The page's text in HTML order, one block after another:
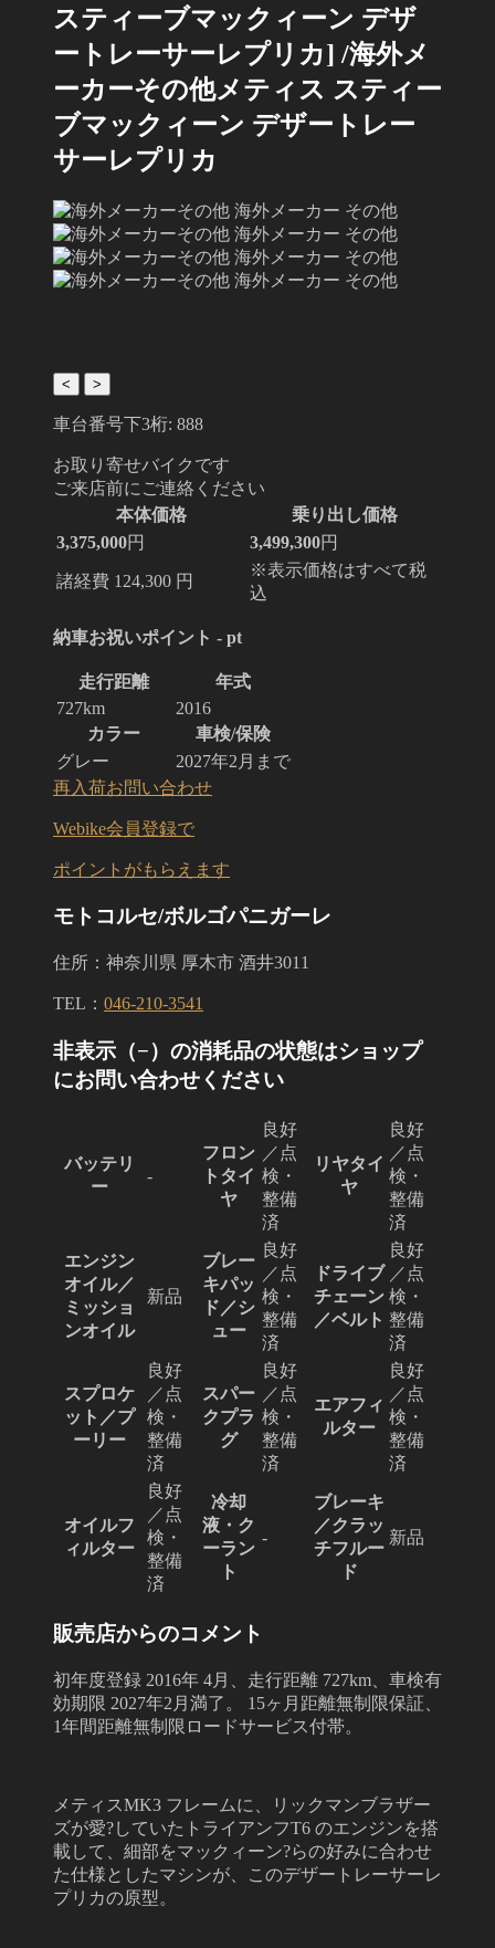
スティーブマックィーン デザ
ートレーサーレプリカ] /海外メ
ーカーその他メティス スティー
ブマックィーン デザートレー
サーレプリカ
< >
車台番号下3桁: 888
お取り寄せバイクです
ご来店前にご連絡ください
本体価格
乗り出し価格
3,375,000円 3,499,300円
諸経費 124,300 円
※表示価格はすべて税
込
納車お祝いポイント - pt
走行距離
年式
727km
2016
カラー
車検/保険
グレー
2027年2月まで
再入荷お問い合わせ
Webike会員登録で
ポイントがもらえます
モトコルセ/ボルゴパニガーレ
住所：神奈川県 厚木市 酒井3011
TEL： 046-210-3541
非表示（−）の消耗品の状態はショップ
にお問い合わせください
バッテリ
ー
-
フロン
トタイ
ヤ
良好
／点
検・
整備
済
リヤタイ
ヤ
良好
／点
検・
整備
済
エンジン
オイル／
ミッショ
ンオイル
新品
ブレー
キパッ
ド／シ
ュー
良好
／点
検・
整備
済
ドライブ
チェーン
／ベルト
良好
／点
検・
整備
済
スプロケ
ット／プ
ーリー
良好
／点
検・
整備
済
スパー
クプラ
グ
良好
／点
検・
整備
済
エアフィ
ルター
良好
／点
検・
整備
済
オイルフ
ィルター
良好
／点
検・
整備
済
冷却
液・ク
ーラン
ト
-
ブレーキ
／クラッ
チフルー
ド
新品
販売店からのコメント
初年度登録 2016年 4月、走行距離 727km、車検有
効期限 2027年2月満了。 15ヶ月距離無制限保証、
1年間距離無制限ロードサービス付帯。
メティスMK3 フレームに、リックマンブラザー
ズが愛?していたトライアンフT6 のエンジンを搭
載して、細部をマックィーン?らの好みに合わせ
た仕様としたマシンが、このデザートレーサーレ
プリカの原型。